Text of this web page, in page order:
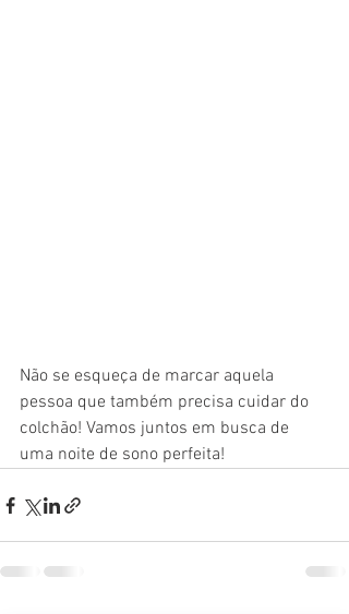
Não se esqueça de marcar aquela
pessoa que também precisa cuidar do
colchão! Vamos juntos em busca de
uma noite de sono perfeita!